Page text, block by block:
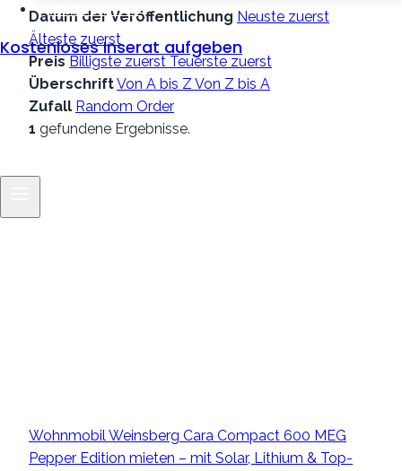
Mein Konto
Kostenloses Inserat aufgeben
Datum der Veröffentlichung Neuste zuerst
Älteste zuerst
Preis Billigste zuerst Teuerste zuerst
ÜberschriftVon A bis Z Von Z bis A
Zufall Random Order
1 gefundene Ergebnisse.
Wohnmobil Weinsberg Cara Compact 600 MEG
Pepper Edition mieten – mit Solar, Lithium & Top-